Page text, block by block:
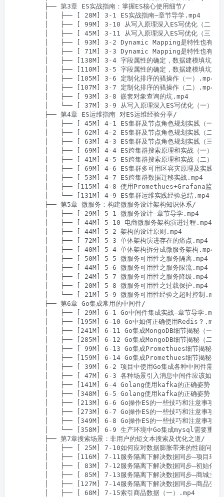
        ├── 第3章 ES实战指南：掌握ES核心使用细节/
        │   ├── [ 28M] 3-1 ES实战指南–章节导学.mp4
│   ├── [ 99M] 3-10 从写入原理深入ES写优化（二）
│   ├── [ 45M] 3-11 从写入原理深入ES写优化（三）
│   ├── [ 93M] 3-2 Dynamic Mapping是特性也有毒
│   ├── [ 71M] 3-3 Dynamic Mapping是特性也有毒
│   ├── [138M] 3-4 字段属性的确定，数据建模填坑（
│   ├── [110M] 3-5 字段属性的确定，数据建模填坑（
        │   ├── [105M] 3-6 定制化排序的骚操作（一）.mp4
        │   ├── [107M] 3-7 定制化排序的骚操作（二）.mp4
        │   ├── [ 93M] 3-8 嵌套对象查询的坑.mp4
│   └── [ 37M] 3-9 从写入原理深入ES写优化（一）
        ├── 第4章 ES运维指南 对ES运维经验分享/
│   ├── [ 45M] 4-1 ES集群及节点角色规划实践（一）
│   ├── [ 62M] 4-2 ES集群及节点角色规划实践（二）
│   ├── [ 63M] 4-3 ES集群及节点角色规划实践（三）
│   ├── [ 69M] 4-4 ES跨集群搜索原理和实战（一）
│   ├── [ 41M] 4-5 ES跨集群搜索原理和实战（二）
│   ├── [ 69M] 4-6 ES集群多可用区容灾原理及实践
        │   ├── [ 53M] 4-7 ES跨集群数据迁移实战.mp4
│   ├── [115M] 4-8 使用Promethues+Grafana监控
        │   └── [131M] 4-9 ES集群运维实践经验总结.mp4
        ├── 第5章 微服务：构建微服务设计架构知识体系/
        │   ├── [ 29M] 5-1 微服务设计–章节导学.mp4
        │   ├── [ 44M] 5-10 电商微服务架构演进过程.mp4
        │   ├── [ 44M] 5-2 架构的设计原则.mp4
        │   ├── [ 72M] 5-3 单体架构演进存在的痛点.mp4
        │   ├── [ 40M] 5-4 单体架构拆分成微服务架构.mp4
        │   ├── [ 50M] 5-5 微服务可用性之服务隔离.mp4
        │   ├── [ 44M] 5-6 微服务可用性之服务限流.mp4
        │   ├── [ 24M] 5-7 微服务可用性之服务降级.mp4
        │   ├── [ 20M] 5-8 微服务可用性之过载保护.mp4
        │   └── [ 21M] 5-9 微服务可用性经验之超时控制.mp4
        ├── 第6章 Go集成常用的中间件/
        │   ├── [ 29M] 6-1 Go中间件集成实战–章节导学.mp4
        │   ├── [195M] 6-10 Go中如何正确使用Redis？.mp4
│   ├── [241M] 6-11 Go集成MongoDB细节揭秘（一）
│   ├── [285M] 6-12 Go集成MongoDB细节揭秘（二）
│   ├── [ 99M] 6-13 Go集成Promethues细节揭秘(
│   ├── [159M] 6-14 Go集成Promethues细节揭秘(
│   ├── [ 39M] 6-2 项目中使用Go集成各种中间件需要
│   ├── [ 47M] 6-3 各种场景引入消息中间件应该如何
│   ├── [141M] 6-4 Golang使用kafka的正确姿势 （
│   ├── [348M] 6-5 Golang使用kafka的正确姿势 (
│   ├── [213M] 6-6 Go操作ES的一些技巧和注意事项（
│   ├── [273M] 6-7 Go操作ES的一些技巧和注意事项
│   ├── [349M] 6-8 Go操作ES的一些技巧和注意事项(
│   └── [358M] 6-9 生产环境中Go集成mysql需要重点
        ├── 第7章搜索场景：非用户的短文本搜索及优化之道/
│   ├── [ 25M] 7-10如何应对数据膨胀带来的性能问题
│   ├── [116M] 7-11服务隔离下解决数据同步–项目环境
│   ├── [ 83M] 7-12服务隔离下解决数据同步–初始化商
│   ├── [ 85M] 7-13服务隔离下解决数据同步–商城主服
│   ├── [127M] 7-14服务隔离下解决数据同步–商品变
        │   ├── [ 68M] 7-15索引商品数据（一）.mp4